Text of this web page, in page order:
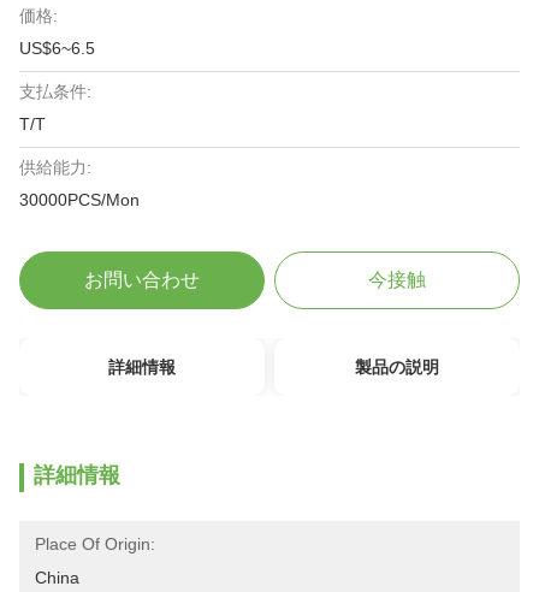
価格:
US$6~6.5
支払条件:
T/T
供給能力:
30000PCS/Mon
お問い合わせ 今接触
詳細情報 製品の説明
詳細情報
Place Of Origin:
China